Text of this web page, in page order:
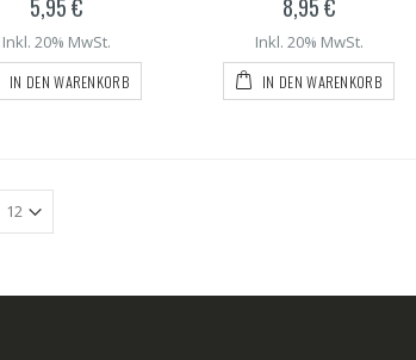
5,95 €
Inkl. 20% MwSt.
IN DEN WARENKORB
8,95 €
Inkl. 20% MwSt.
IN DEN WARENKORB